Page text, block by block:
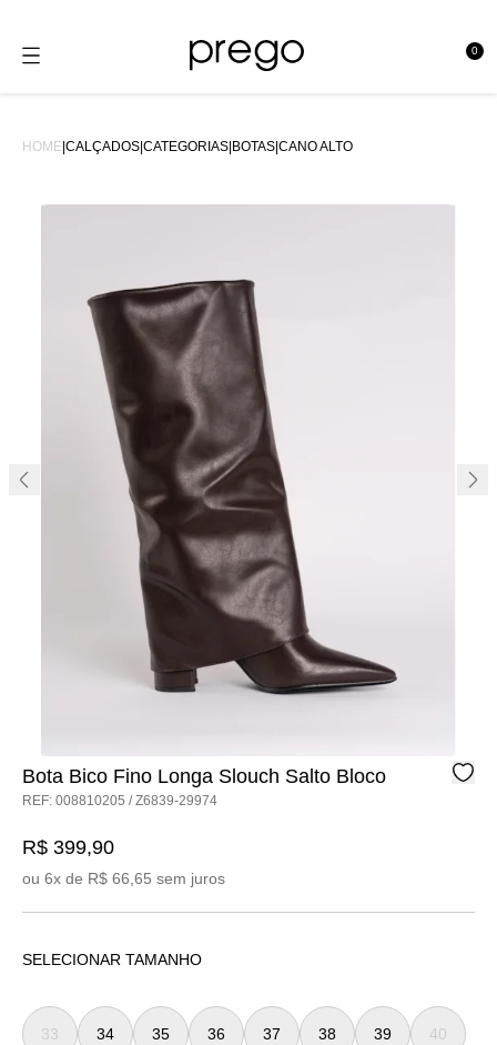
0
HOME|CALÇADOS|CATEGORIAS|BOTAS|CANO ALTO
Bota Bico Fino Longa Slouch Salto Bloco
REF: 008810205 / Z6839-29974
R$ 399,90
ou 6x de R$ 66,65 sem juros
SELECIONAR TAMANHO
33 34 35 36 37 38 39 40